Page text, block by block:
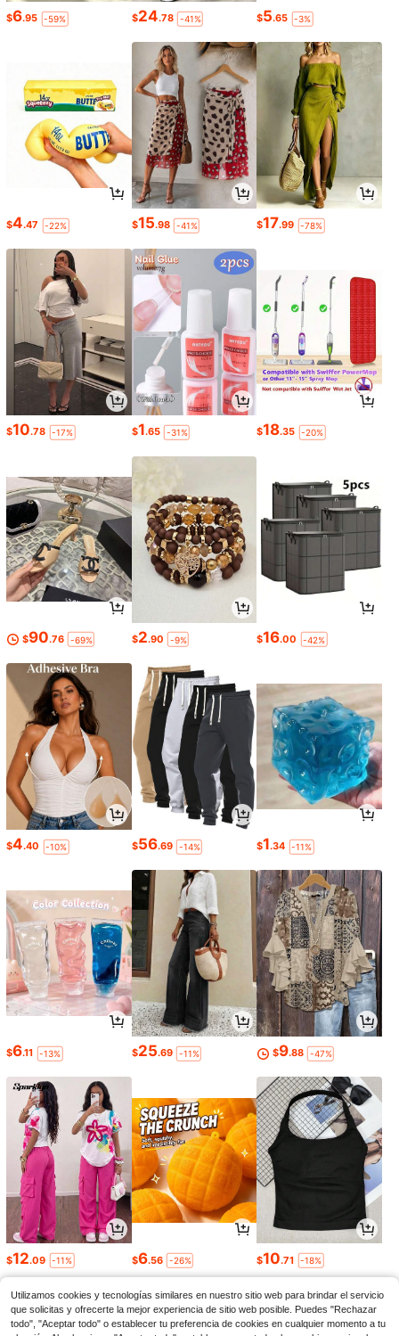
$6.95 -59% $24.78 -41% $5.65 -3%
$4.47 -22% $15.98 -41% $17.99 -78%
$10.78 -17% $1.65 -31% $18.35 -20%
$90.76 -69% $2.90 -9% $16.00 -42%
$4.40 -10% $56.69 -14% $1.34 -11%
$6.11 -13% $25.69 -11% $9.88 -47%
$12.09 -11% $6.56 -26% $10.71 -18%
Utilizamos cookies y tecnologías similares en nuestro sitio web para brindar el servicio
que solicitas y ofrecerte la mejor experiencia de sitio web posible. Puedes "Rechazar
todo", "Aceptar todo" o establecer tu preferencia de cookies en cualquier momento a tu